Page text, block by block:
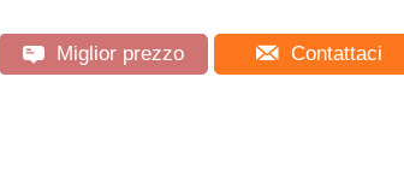
Miglior prezzo Contattaci